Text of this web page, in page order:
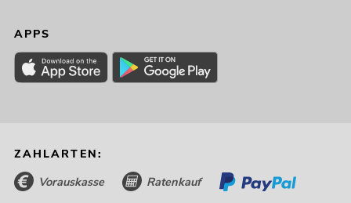
APPS
ZAHLARTEN:
Vorauskasse Ratenkauf